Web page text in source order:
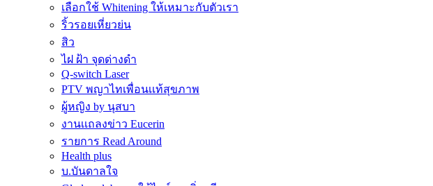
เลือกใช้ Whitening ให้เหมาะกับตัวเรา
ริ้วรอยเหี่ยวย่น
สิว
ไฝ ฝ้า จุดด่างดำ
Q-switch Laser
PTV พญาไทเพื่อนเเท้สุขภาพ
ผู้หญิง by นุสบา
งานเเถลงข่าว Eucerin
รายการ Read Around
Health plus
บ.บันดาลใจ